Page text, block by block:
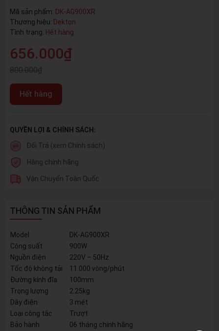
Mã sản phẩm: DK-AG900XR
Thương hiệu: Dekton
Tình trạng: Hết hàng
656.000₫
800.000₫
Hết hàng
QUYỀN LỢI & CHÍNH SÁCH:
Đổi Trả (xem Chính sách)
Hàng chính hãng
Vận Chuyển Toàn Quốc
THÔNG TIN SẢN PHẨM
Model
DK-AG900XR
Công suất
900W
Nguồn điện
220V – 50Hz
Tốc độ không tải
11.000 vòng/phút
Đường kính đĩa
100mm
Trọng lượng
2.25kg
Dây điện
3 mét
Loại công tắc
Trượt
Bảo hành
06 tháng chính hãng